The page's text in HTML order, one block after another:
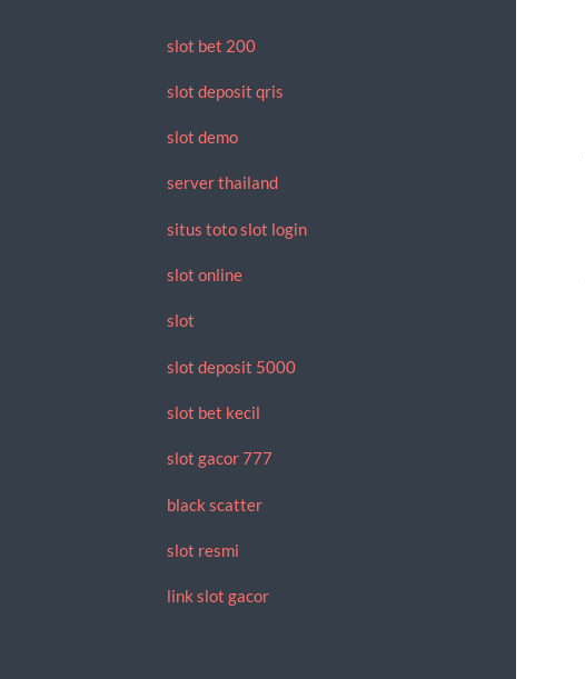
slot bet 200
slot deposit qris
slot demo
server thailand
situs toto slot login
slot online
slot
slot deposit 5000
slot bet kecil
slot gacor 777
black scatter
slot resmi
link slot gacor